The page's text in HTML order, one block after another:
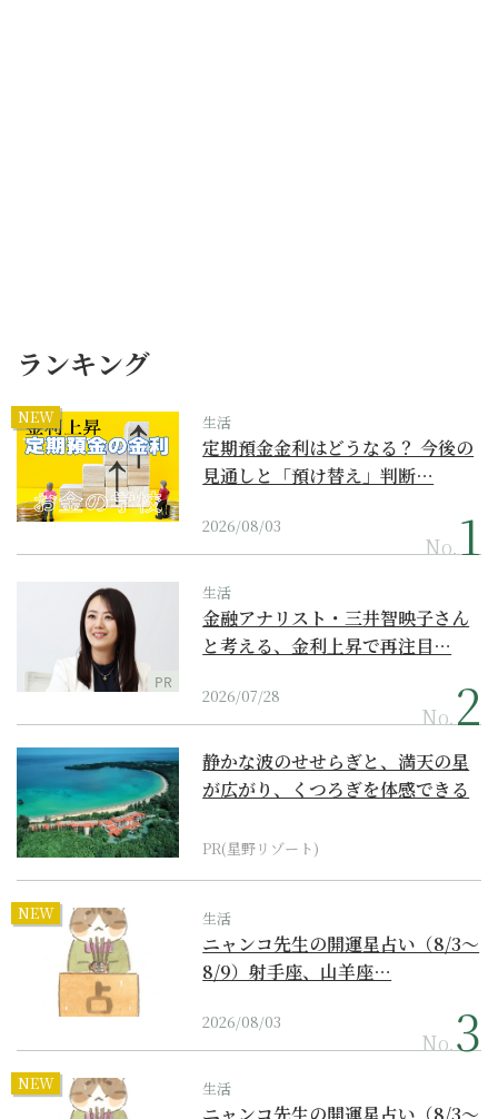
ランキング
NEW 生活
定期預金金利はどうなる？ 今後の
見通しと「預け替え」判断…
2026/08/03
No.
PR
生活
金融アナリスト・三井智映子さん
と考える、金利上昇で再注目…
2026/07/28
No.
静かな波のせせらぎと、満天の星
が広がり、くつろぎを体感できる
PR(星野リゾート)
NEW 生活
ニャンコ先生の開運星占い（8/3～
8/9）射手座、山羊座…
2026/08/03
No.
NEW 生活
ニャンコ先生の開運星占い（8/3～